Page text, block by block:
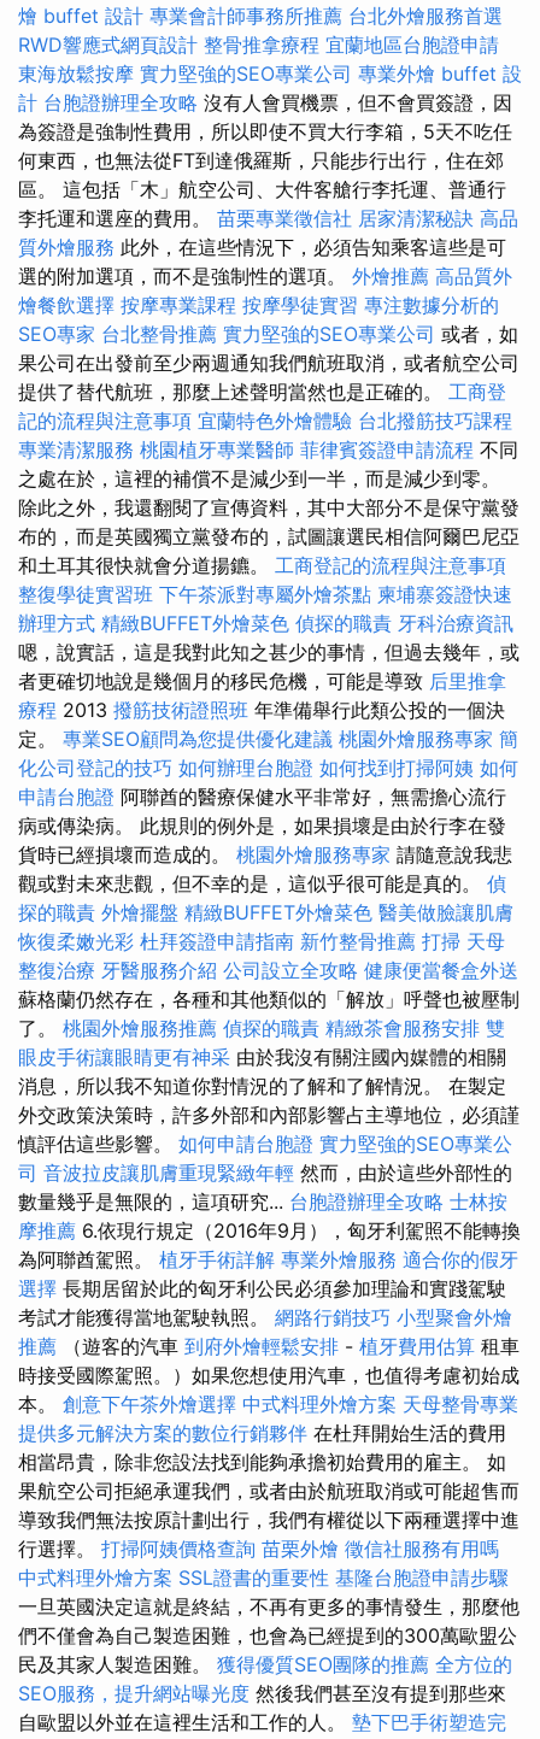
燴 buffet 設計 專業會計師事務所推薦 台北外燴服務首選
RWD響應式網頁設計 整骨推拿療程 宜蘭地區台胞證申請
東海放鬆按摩 實力堅強的SEO專業公司 專業外燴 buffet 設
計 台胞證辦理全攻略 沒有人會買機票，但不會買簽證，因
為簽證是強制性費用，所以即使不買大行李箱，5天不吃任
何東西，也無法從FT到達俄羅斯，只能步行出行，住在郊
區。 這包括「木」航空公司、大件客艙行李托運、普通行
李托運和選座的費用。 苗栗專業徵信社 居家清潔秘訣 高品
質外燴服務 此外，在這些情況下，必須告知乘客這些是可
選的附加選項，而不是強制性的選項。 外燴推薦 高品質外
燴餐飲選擇 按摩專業課程 按摩學徒實習 專注數據分析的
SEO專家 台北整骨推薦 實力堅強的SEO專業公司 或者，如
果公司在出發前至少兩週通知我們航班取消，或者航空公司
提供了替代航班，那麼上述聲明當然也是正確的。 工商登
記的流程與注意事項 宜蘭特色外燴體驗 台北撥筋技巧課程
專業清潔服務 桃園植牙專業醫師 菲律賓簽證申請流程 不同
之處在於，這裡的補償不是減少到一半，而是減少到零。
除此之外，我還翻閱了宣傳資料，其中大部分不是保守黨發
布的，而是英國獨立黨發布的，試圖讓選民相信阿爾巴尼亞
和土耳其很快就會分道揚鑣。 工商登記的流程與注意事項
整復學徒實習班 下午茶派對專屬外燴茶點 柬埔寨簽證快速
辦理方式 精緻BUFFET外燴菜色 偵探的職責 牙科治療資訊
嗯，說實話，這是我對此知之甚少的事情，但過去幾年，或
者更確切地說是幾個月的移民危機，可能是導致 后里推拿
療程 2013 撥筋技術證照班 年準備舉行此類公投的一個決
定。 專業SEO顧問為您提供優化建議 桃園外燴服務專家 簡
化公司登記的技巧 如何辦理台胞證 如何找到打掃阿姨 如何
申請台胞證 阿聯酋的醫療保健水平非常好，無需擔心流行
病或傳染病。 此規則的例外是，如果損壞是由於行李在發
貨時已經損壞而造成的。 桃園外燴服務專家 請隨意說我悲
觀或對未來悲觀，但不幸的是，這似乎很可能是真的。 偵
探的職責 外燴擺盤 精緻BUFFET外燴菜色 醫美做臉讓肌膚
恢復柔嫩光彩 杜拜簽證申請指南 新竹整骨推薦 打掃 天母
整復治療 牙醫服務介紹 公司設立全攻略 健康便當餐盒外送
蘇格蘭仍然存在，各種和其他類似的「解放」呼聲也被壓制
了。 桃園外燴服務推薦 偵探的職責 精緻茶會服務安排 雙
眼皮手術讓眼睛更有神采 由於我沒有關注國內媒體的相關
消息，所以我不知道你對情況的了解和了解情況。 在製定
外交政策決策時，許多外部和內部影響占主導地位，必須謹
慎評估這些影響。 如何申請台胞證 實力堅強的SEO專業公
司 音波拉皮讓肌膚重現緊緻年輕 然而，由於這些外部性的
數量幾乎是無限的，這項研究... 台胞證辦理全攻略 士林按
摩推薦 6.依現行規定（2016年9月），匈牙利駕照不能轉換
為阿聯酋駕照。 植牙手術詳解 專業外燴服務 適合你的假牙
選擇 長期居留於此的匈牙利公民必須參加理論和實踐駕駛
考試才能獲得當地駕駛執照。 網路行銷技巧 小型聚會外燴
推薦 （遊客的汽車 到府外燴輕鬆安排 - 植牙費用估算 租車
時接受國際駕照。）如果您想使用汽車，也值得考慮初始成
本。 創意下午茶外燴選擇 中式料理外燴方案 天母整骨專業
提供多元解決方案的數位行銷夥伴 在杜拜開始生活的費用
相當昂貴，除非您設法找到能夠承擔初始費用的雇主。 如
果航空公司拒絕承運我們，或者由於航班取消或可能超售而
導致我們無法按原計劃出行，我們有權從以下兩種選擇中進
行選擇。 打掃阿姨價格查詢 苗栗外燴 徵信社服務有用嗎
中式料理外燴方案 SSL證書的重要性 基隆台胞證申請步驟
一旦英國決定這就是終結，不再有更多的事情發生，那麼他
們不僅會為自己製造困難，也會為已經提到的300萬歐盟公
民及其家人製造困難。 獲得優質SEO團隊的推薦 全方位的
SEO服務，提升網站曝光度 然後我們甚至沒有提到那些來
自歐盟以外並在這裡生活和工作的人。 墊下巴手術塑造完